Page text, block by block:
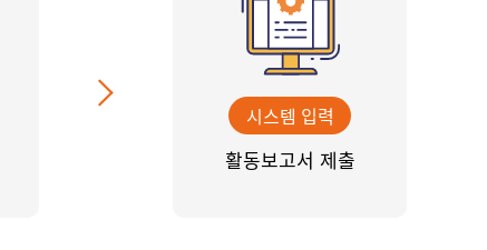
시스템 입력
활동보고서 제출